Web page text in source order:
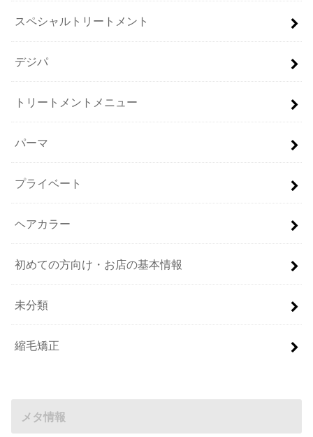
スペシャルトリートメント
デジパ
トリートメントメニュー
パーマ
プライベート
ヘアカラー
初めての方向け・お店の基本情報
未分類
縮毛矯正
メタ情報